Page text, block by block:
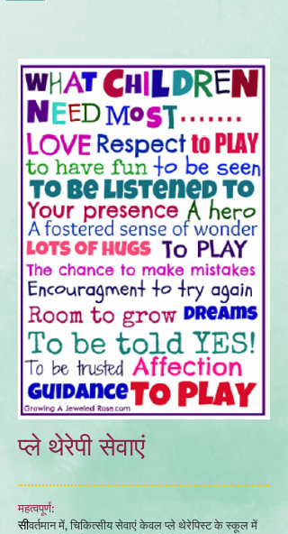
प्ले थेरेपी सेवाएं
महत्वपूर्ण:
सीवर्तमान में, चिकित्सीय सेवाएं केवल प्ले थेरेपिस्ट के स्कूल में